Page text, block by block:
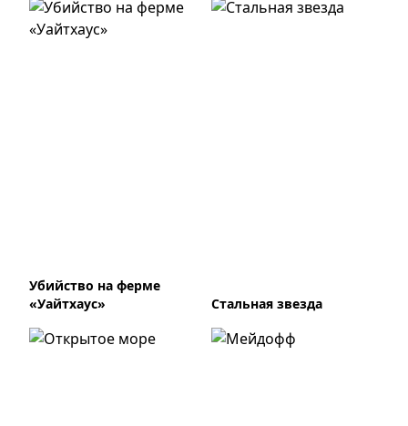
Убийство на ферме
«Уайтхаус»
Стальная звезда